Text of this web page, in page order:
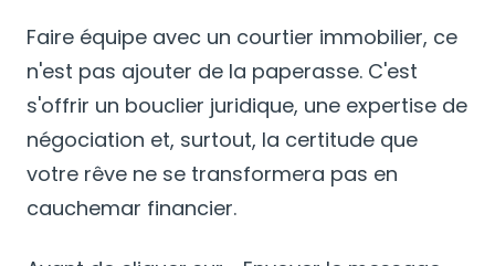
Faire équipe avec un courtier immobilier, ce
n'est pas ajouter de la paperasse. C'est
s'offrir un bouclier juridique, une expertise de
négociation et, surtout, la certitude que
votre rêve ne se transformera pas en
cauchemar financier.